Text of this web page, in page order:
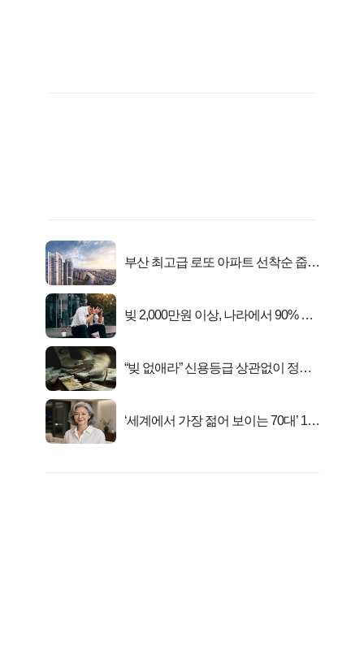
부산 최고급 로또 아파트 선착순 줍줍
빚 2,000만원 이상, 나라에서 90% 갚
“빚 없애라” 신용등급 상관없이 정부
‘세계에서 가장 젊어 보이는 70대’ 1위